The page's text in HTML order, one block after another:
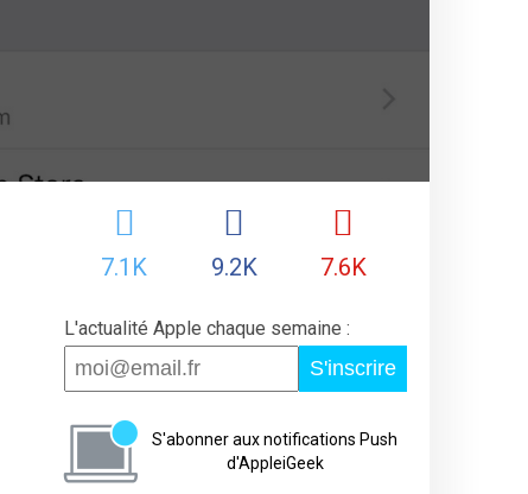
7.1K 9.2K 7.6K
L'actualité Apple chaque semaine :
S'inscrire
S'abonner aux notifications Push
d'AppleiGeek